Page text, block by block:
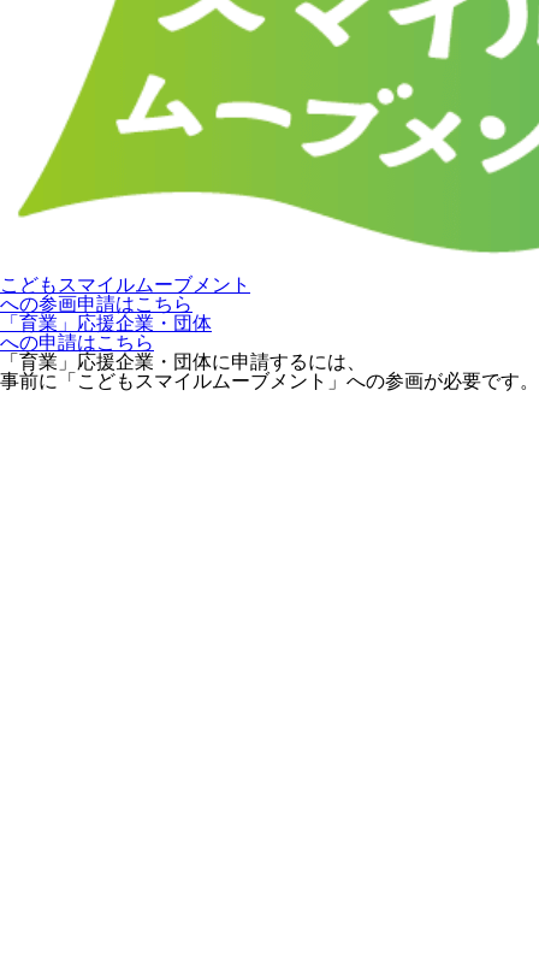
こどもスマイルムーブメント
への参画申請はこちら
「育業」応援企業・団体
への申請はこちら
「育業」応援企業・団体に申請するには、
事前に「こどもスマイルムーブメント」への参画が必要です。